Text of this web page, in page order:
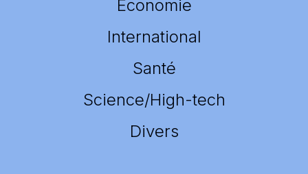
Economie
International
Santé
Science/High-tech
Divers